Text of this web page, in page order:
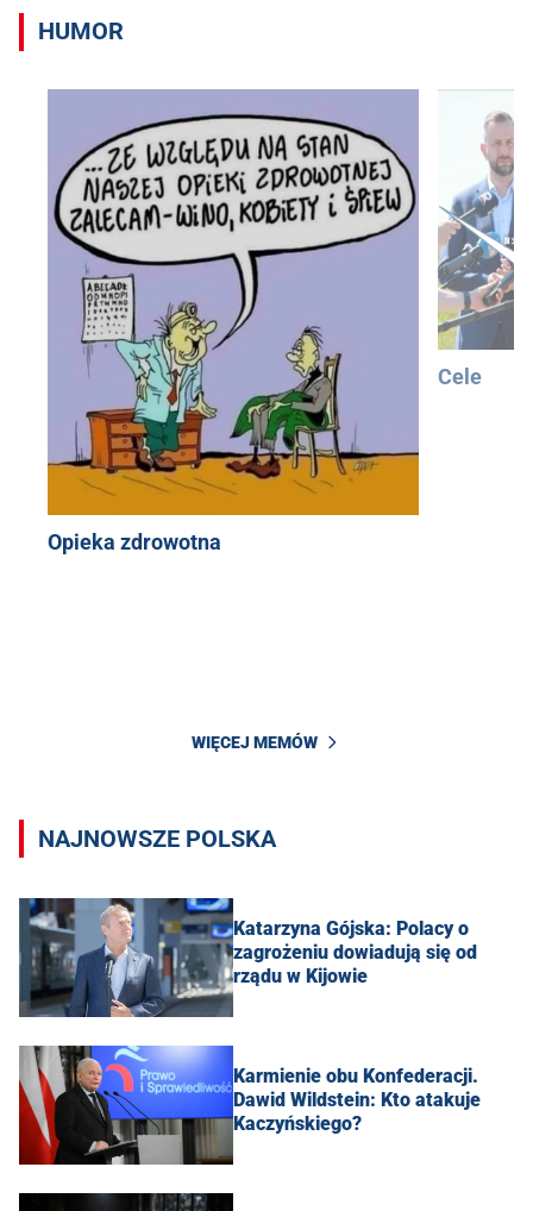
HUMOR
Opieka zdrowotna
Cele
WIĘCEJ MEMÓW
NAJNOWSZE POLSKA
Katarzyna Gójska: Polacy o
zagrożeniu dowiadują się od
rządu w Kijowie
Karmienie obu Konfederacji.
Dawid Wildstein: Kto atakuje
Kaczyńskiego?